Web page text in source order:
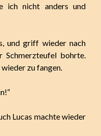
ich nicht anders und
und griff wieder nach
bohrte.
zu fangen.
Lucas machte wieder